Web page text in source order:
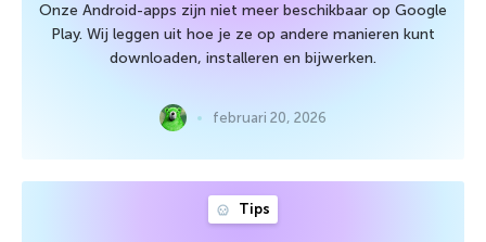
Onze Android-apps zijn niet meer beschikbaar op Google
Play. Wij leggen uit hoe je ze op andere manieren kunt
downloaden, installeren en bijwerken.
februari 20, 2026
Tips